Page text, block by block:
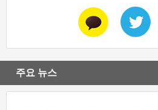
주요 뉴스